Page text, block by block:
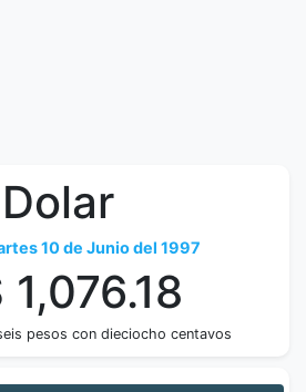
Dolar
10 de Junio del 1997
1,076.18
pesos con dieciocho centavos